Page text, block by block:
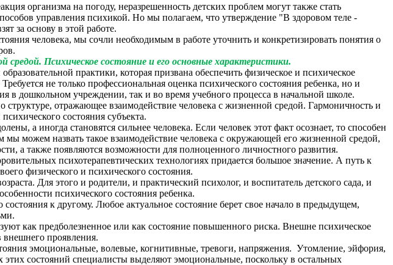
организма на погоду, неразрешенность детских проблем могут также стать
управления психикой. Но мы полагаем, что утверждение "В здоровом теле -
за основу в этой работе.
человека, мы сочли необходимым в работе уточнить и конкретизировать понятия о
Психическое состояние и его основные характеристики.
практики, которая призвана обеспечить физическое и психическое
не только профессиональная оценка психического состояния ребенка, но и
в дошкольном учреждении, так и во время учебного процесса в начальной школе.
отражающее взаимодействие человека с жизненной средой. Гармоничность и
состояния субъекта.
а иногда становятся сильнее человека. Если человек этот факт осознает, то способен
можем назвать такое взаимодействие человека с окружающей его жизненной средой,
а также появляются возможности для полноценного личностного развития.
психотерапевтических технологиях придается большое значение. А путь к
физического и психического состояния.
Для этого и родители, и практический психолог, и воспитатель детского сада, и
психического состояния ребенка.
к другому. Любое актуальное состояние берет свое начало в предыдущем,
как предболезненное или как состояние повышенного риска. Внешне психическое
внешнего проявления.
эмоциональные, волевые, когнитивные, тревоги, напряжения. Утомление, эйфория,
этих состояний специалисты выделяют эмоциональные, поскольку в остальных